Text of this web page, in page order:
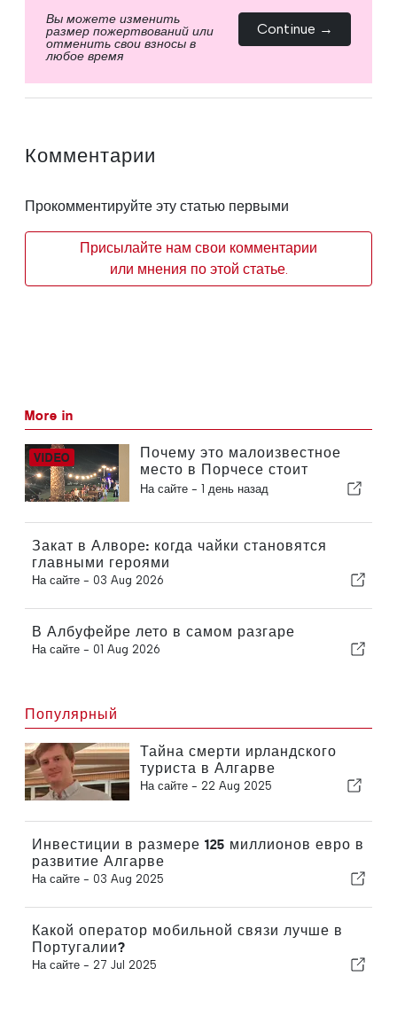
Вы можете изменить
размер пожертвований или
отменить свои взносы в
любое время
Continue →
Комментарии
Прокомментируйте эту статью первыми
Присылайте нам свои комментарии
или мнения по этой статье.
More in
Почему это малоизвестное
место в Порчесе стоит
посетить
На сайте - 1 день назад
Закат в Алворе: когда чайки становятся
главными героями
На сайте - 03 Aug 2026
В Албуфейре лето в самом разгаре
На сайте - 01 Aug 2026
Популярный
Тайна смерти ирландского
туриста в Алгарве
На сайте - 22 Aug 2025
Инвестиции в размере 125 миллионов евро в
развитие Алгарве
На сайте - 03 Aug 2025
Какой оператор мобильной связи лучше в
Португалии?
На сайте - 27 Jul 2025